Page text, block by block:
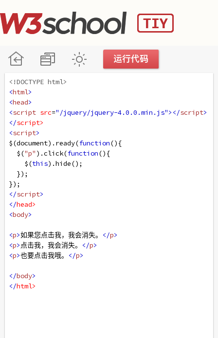
<!DOCTYPE html>
<html>
<head>
<script src="/jquery/jquery-4.0.0.min.js"></script>
</script>
<script>
$(document). ready(function(){
$("p" ).click(function(){
$(this).hide();
  });
});
</script>
</head>
<body>
<p>如果您点击我，我会消失。 </p>
<p>点击我，我会消失。 </p>
<p>也要点击我哦。 </p>
</body>
</html>